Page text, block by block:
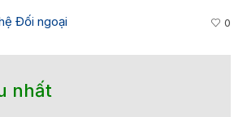
Đối ngoại 0
nhất